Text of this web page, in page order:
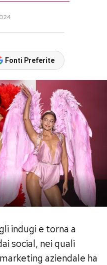
Fonti Preferite
indugi e torna a
social, nei quali
aziendale ha